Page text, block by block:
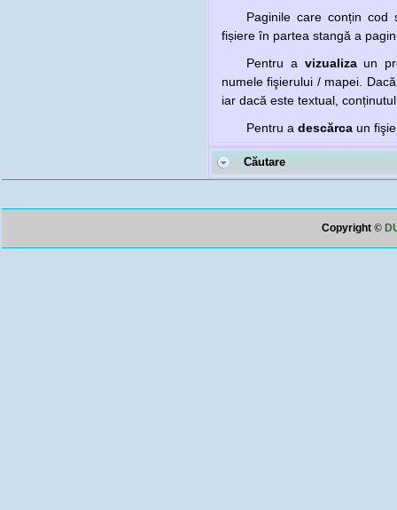
Paginile care conțin
fișiere în partea stangă a
Pentru a vizualizaun
numele fişierului / mapei.
iar dacă este textual,
Pentru a descărca un
Căutare
Copyright ©